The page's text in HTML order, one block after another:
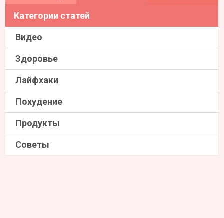
Категории статей
Видео
Здоровье
Лайфхаки
Похудение
Продукты
Советы